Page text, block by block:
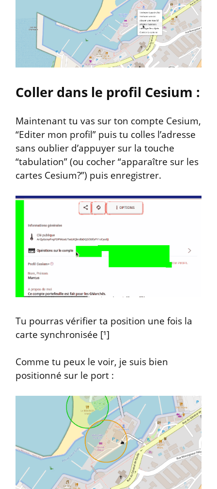
Coller dans le profil Cesium :
Maintenant tu vas sur ton compte Cesium,
“Editer mon profil” puis tu colles l’adresse
sans oublier d’appuyer sur la touche
“tabulation” (ou cocher “apparaître sur les
cartes Cesium?”) puis enregistrer.
Tu pourras vérifier ta position une fois la
carte synchronisée [¹]
Comme tu peux le voir, je suis bien
positionné sur le port :